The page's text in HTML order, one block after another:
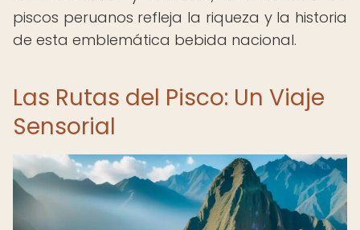
piscos peruanos refleja la riqueza y la historia
de esta emblemática bebida nacional.
Las Rutas del Pisco: Un Viaje
Sensorial